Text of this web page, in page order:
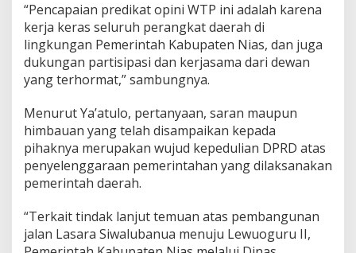
“Pencapaian predikat opini WTP ini adalah karena
kerja keras seluruh perangkat daerah di
lingkungan Pemerintah Kabupaten Nias, dan juga
dukungan partisipasi dan kerjasama dari dewan
yang terhormat,” sambungnya.
Menurut Ya’atulo, pertanyaan, saran maupun
himbauan yang telah disampaikan kepada
pihaknya merupakan wujud kepedulian DPRD atas
penyelenggaraan pemerintahan yang dilaksanakan
pemerintah daerah.
“Terkait tindak lanjut temuan atas pembangunan
jalan Lasara Siwalubanua menuju Lewuoguru II,